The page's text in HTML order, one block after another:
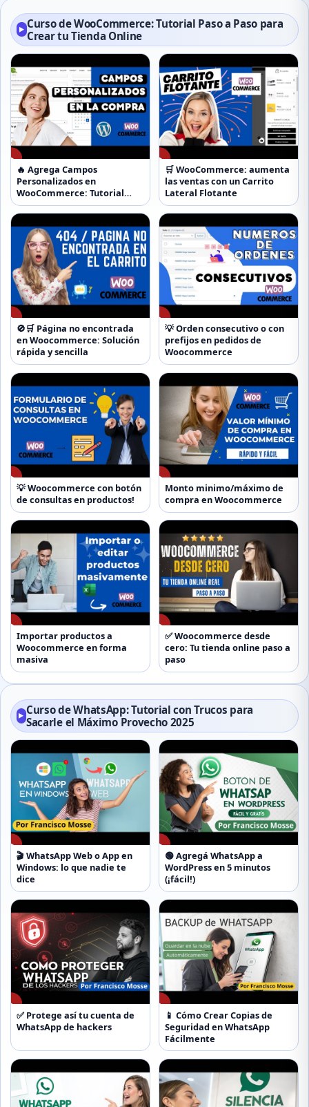
▶ Curso de WooCommerce: Tutorial Paso a Paso para
Crear tu Tienda Online
▶
🔥 Agrega Campos
Personalizados en
WooCommerce: Tutorial
paso a paso
▶
🛒 WooCommerce: aumenta
las ventas con un Carrito
Lateral Flotante
▶
🚫🛒 Página no encontrada
en Woocommerce: Solución
rápida y sencilla
▶
💡 Orden consecutivo o con
prefijos en pedidos de
Woocommerce
▶
💡 Woocommerce con botón
de consultas en productos!
▶
Monto minimo/máximo de
compra en Woocommerce
▶
Importar productos a
Woocommerce en forma
masiva
▶
✅ Woocommerce desde
cero: Tu tienda online paso a
paso
▶ Curso de WhatsApp: Tutorial con Trucos para
Sacarle el Máximo Provecho 2025
▶
🎬 WhatsApp Web o App en
Windows: lo que nadie te
dice
▶
🟢 Agregá WhatsApp a
WordPress en 5 minutos
(¡fácil!)
▶
✅ Protege así tu cuenta de
WhatsApp de hackers
▶
📱 Cómo Crear Copias de
Seguridad en WhatsApp
Fácilmente